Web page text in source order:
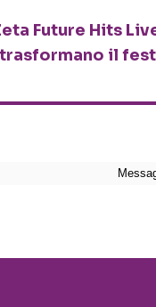
Future Hits
il